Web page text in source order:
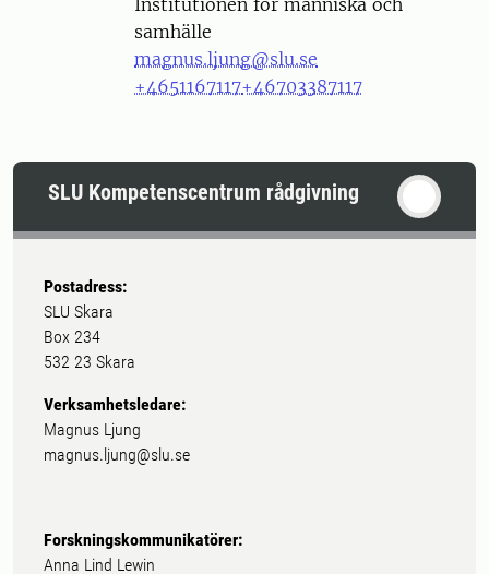
Institutionen för människa och
samhälle
magnus.ljung@slu.se
+4651167117+46703387117
SLU Kompetenscentrum rådgivning
Postadress:
SLU Skara
Box 234
532 23 Skara
Verksamhetsledare:
Magnus Ljung
magnus.ljung@slu.se
Forskningskommunikatörer:
Anna Lind Lewin